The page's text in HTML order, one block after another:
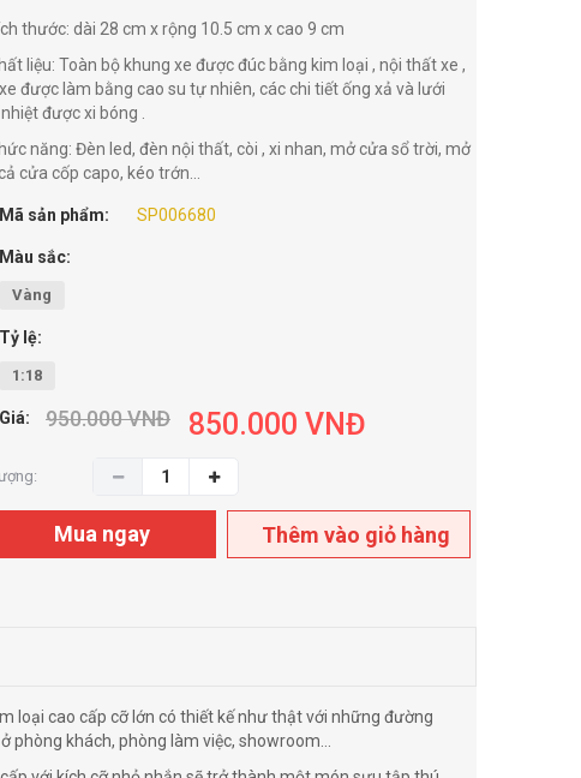
thước: dài 28 cm x rộng 10.5 cm x cao 9 cm
liệu: Toàn bộ khung xe được đúc bằng kim loại , nội thất xe ,
được làm bằng cao su tự nhiên, các chi tiết ống xả và lưới
được xi bóng .
năng: Đèn led, đèn nội thất, còi , xi nhan, mở cửa sổ trời, mở
cửa cốp capo, kéo trớn...
Mã sản phẩm: SP006680
Màu sắc:
Vàng
Tỷ lệ:
1:18
Giá: 950.000VNĐ 850.000 VNĐ
Mua ngay Thêm vào giỏ hàng
loại cao cấp cỡ lớn có thiết kế như thật với những đường
khách, phòng làm việc, showroom...